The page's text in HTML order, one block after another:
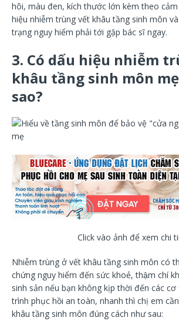
hôi, màu đen, kích thước lớn kèm theo
hiệu nhiễm trùng vết khâu tầng sinh môn
trạng nguy hiểm phải tới gặp bác sĩ ngay.
3. Có dấu hiệu nhiễm
khâu tầng sinh môn
sao?
Click vào ảnh để xem chi
Nhiễm trùng ở vết khâu tầng sinh môn có
chứng nguy hiểm đến sức khoẻ, thậm chí
sinh sản nếu bạn không kịp thời đến các
trình phục hồi an toàn, nhanh thì chị em
khâu tầng sinh môn đúng cách như sau: